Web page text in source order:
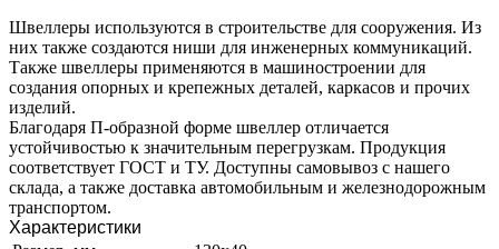
Швеллеры используются в строительстве для сооружения. Из
них также создаются ниши для инженерных коммуникаций.
Также швеллеры применяются в машиностроении для
создания опорных и крепежных деталей, каркасов и прочих
изделий.
Благодаря П-образной форме швеллер отличается
устойчивостью к значительным перегрузкам. Продукция
соответствует ГОСТ и ТУ. Доступны самовывоз с нашего
склада, а также доставка автомобильным и железнодорожным
транспортом.
Характеристики